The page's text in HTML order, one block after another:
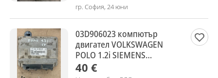
гр. София, 24 юни
03D906023 компютър
двигател VOLKSWAGEN
POLO 1.2i SIEMENS
5WP40806
40 €